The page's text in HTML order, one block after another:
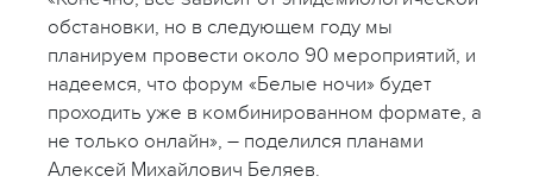
обстановки, но в следующем году мы
планируем провести около 90 мероприятий, и
надеемся, что форум «Белые ночи» будет
проходить уже в комбинированном формате, а
не только онлайн», – поделился планами
Алексей Михайлович Беляев.